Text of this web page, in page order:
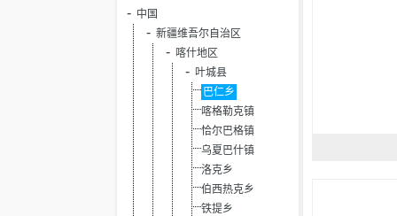
中国
新疆维吾尔自治区
喀什地区
叶城县
巴仁乡
喀格勒克镇
恰尔巴格镇
乌夏巴什镇
洛克乡
伯西热克乡
铁提乡